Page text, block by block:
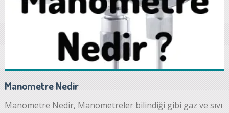
Manometre Nedir
Manometre Nedir, Manometreler bilindiği gibi gaz ve sıvı